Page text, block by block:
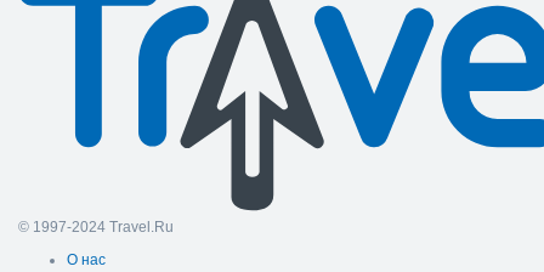
© 1997-2024 Travel.Ru
О нас